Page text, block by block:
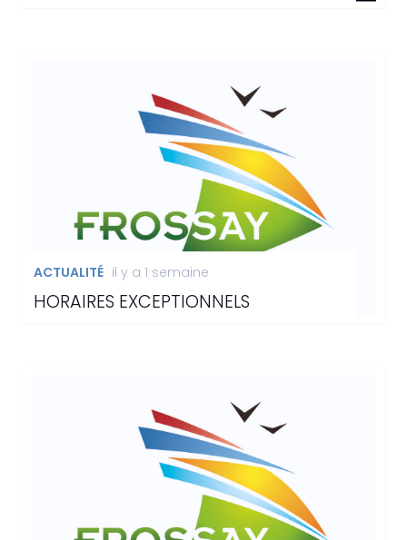
ACTUALITÉ il y a 1 semaine
HORAIRES EXCEPTIONNELS